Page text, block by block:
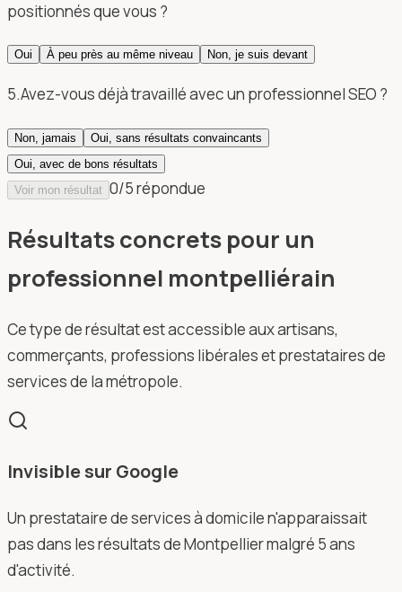
positionnés que vous ?
Oui À peu près au même niveau Non, je suis devant
5.Avez-vous déjà travaillé avec un professionnel SEO ?
Non, jamais
Oui, sans résultats convaincants
Oui, avec de bons résultats
Voir mon résultat 0/5répondue
Résultats concrets pour un
professionnel montpelliérain
Ce type de résultat est accessible aux artisans,
commerçants, professions libérales et prestataires de
services de la métropole.
Invisible sur Google
Un prestataire de services à domicile n'apparaissait
pas dans les résultats de Montpellier malgré 5 ans
d'activité.